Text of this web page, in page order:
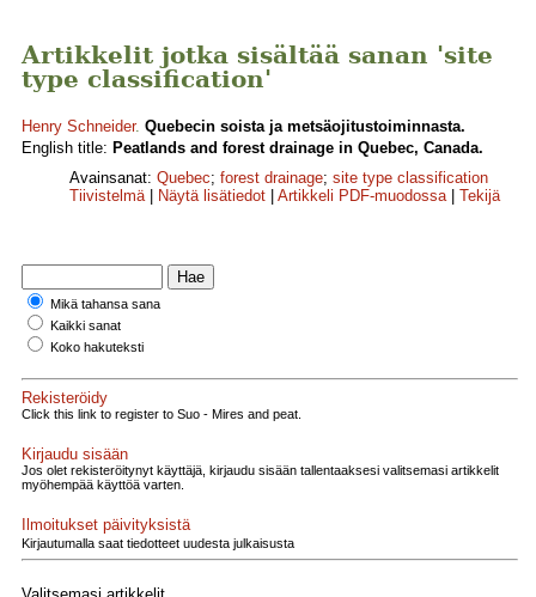
Artikkelit jotka sisältää sanan 'site
type classification'
Henry Schneider. Quebecin soista ja metsäojitustoiminnasta.
English title: Peatlands and forest drainage in Quebec, Canada.
Avainsanat: Quebec; forest drainage; site type classification
Tiivistelmä| Näytä lisätiedot Artikkeli PDF-muodossa| Tekijä
Mikä tahansa sana
Kaikki sanat
Koko hakuteksti
Rekisteröidy
Click this link to register to Suo - Mires and peat.
Kirjaudu sisään
Jos olet rekisteröitynyt käyttäjä, kirjaudu sisään tallentaaksesi valitsemasi artikkelit
myöhempää käyttöä varten.
Ilmoitukset päivityksistä
Kirjautumalla saat tiedotteet uudesta julkaisusta